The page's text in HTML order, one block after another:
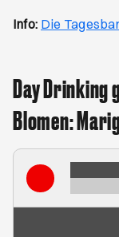
Info: Die
Day Drinking
Blomen: